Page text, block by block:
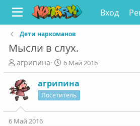
Вход
Дети наркоманов
Мысли в слух.
А
в
т
о
р
т
е
агрипина
Д
а
т
а
н
а
6 Май 2016
агрипина
Посетитель
6 Май 2016